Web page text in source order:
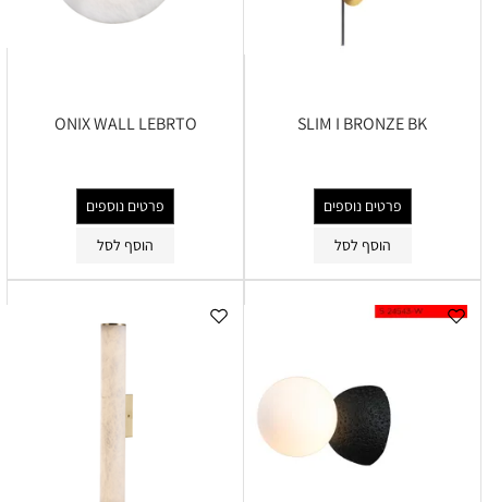
SLIM I BRONZE BK
פרטים נוספים
הוסף לסל
ONIX WALL LEBRTO
פרטים נוספים
הוסף לסל